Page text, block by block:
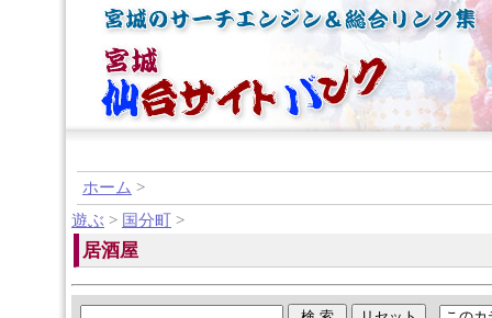
ホーム >
遊ぶ > 国分町 >
居酒屋